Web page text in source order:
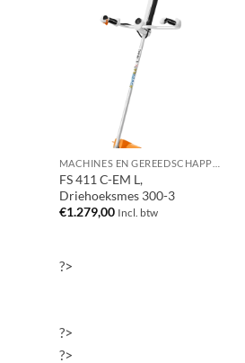
FS 411 C-EM L,
Driehoeksmes 300-3
€1.279,00 Incl. btw
?>
?>
?>